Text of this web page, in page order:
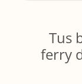
Tus
ferry